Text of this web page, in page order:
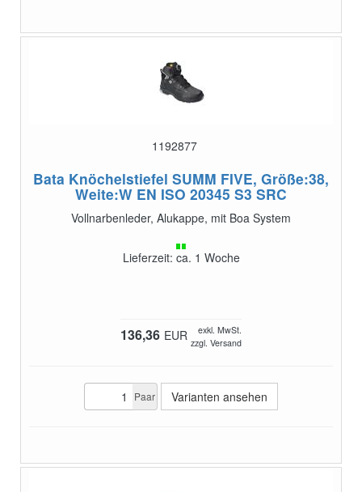
1192877
Bata Knöchelstiefel SUMM FIVE, Größe:38,
Weite:W EN ISO 20345 S3 SRC
Vollnarbenleder, Alukappe, mit Boa System
Lieferzeit: ca. 1 Woche
136,36 EUR
exkl. MwSt.
zzgl. Versand
Paar Varianten ansehen